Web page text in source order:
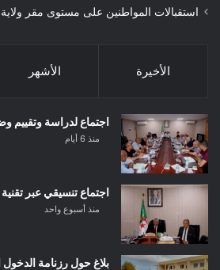
استقبالات المواطنين على مستوى مقر ولاية
الأخيرة الأشهر
اجتماع لدراسة وتقييم
منذ 6 أيام
اجتماع تنسيقي عبر
منذ أسبوع واحد
بلاغ حول رزنامة